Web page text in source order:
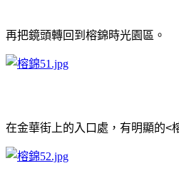
再把鏡頭轉回到榕錦時光園區。
在金華街上的入口處，有明顯的<